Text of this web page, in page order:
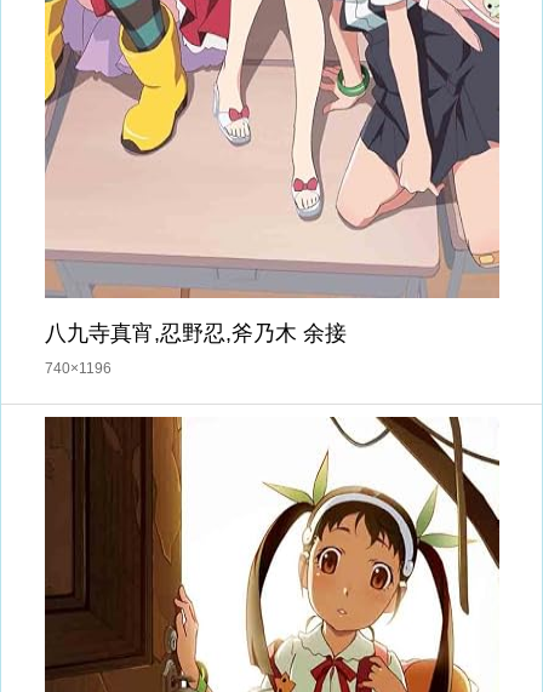
八九寺真宵,忍野忍,斧乃木 余接
740×1196